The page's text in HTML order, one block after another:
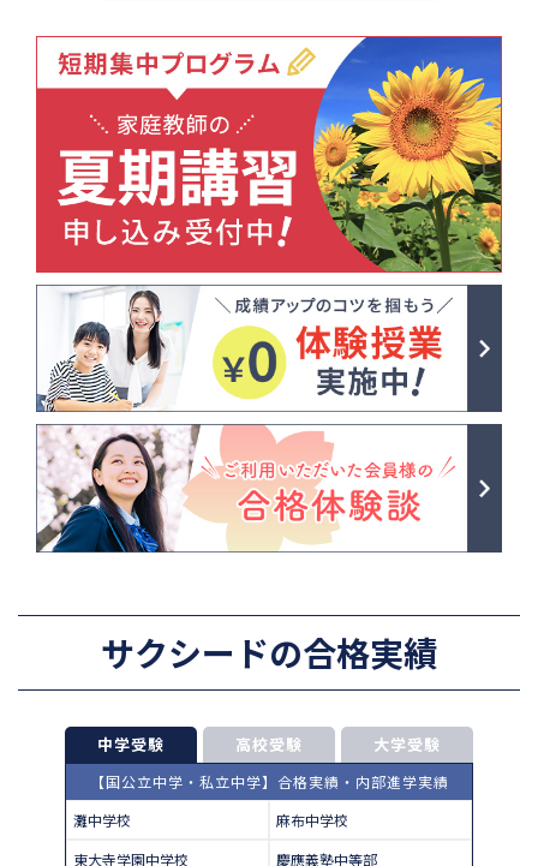
サクシードの合格実績
中学受験 高校受験 大学受験
【国公立中学・私立中学】合格実績・内部進学実績
灘中学校
麻布中学校
東大寺学園中学校
慶應義塾中等部